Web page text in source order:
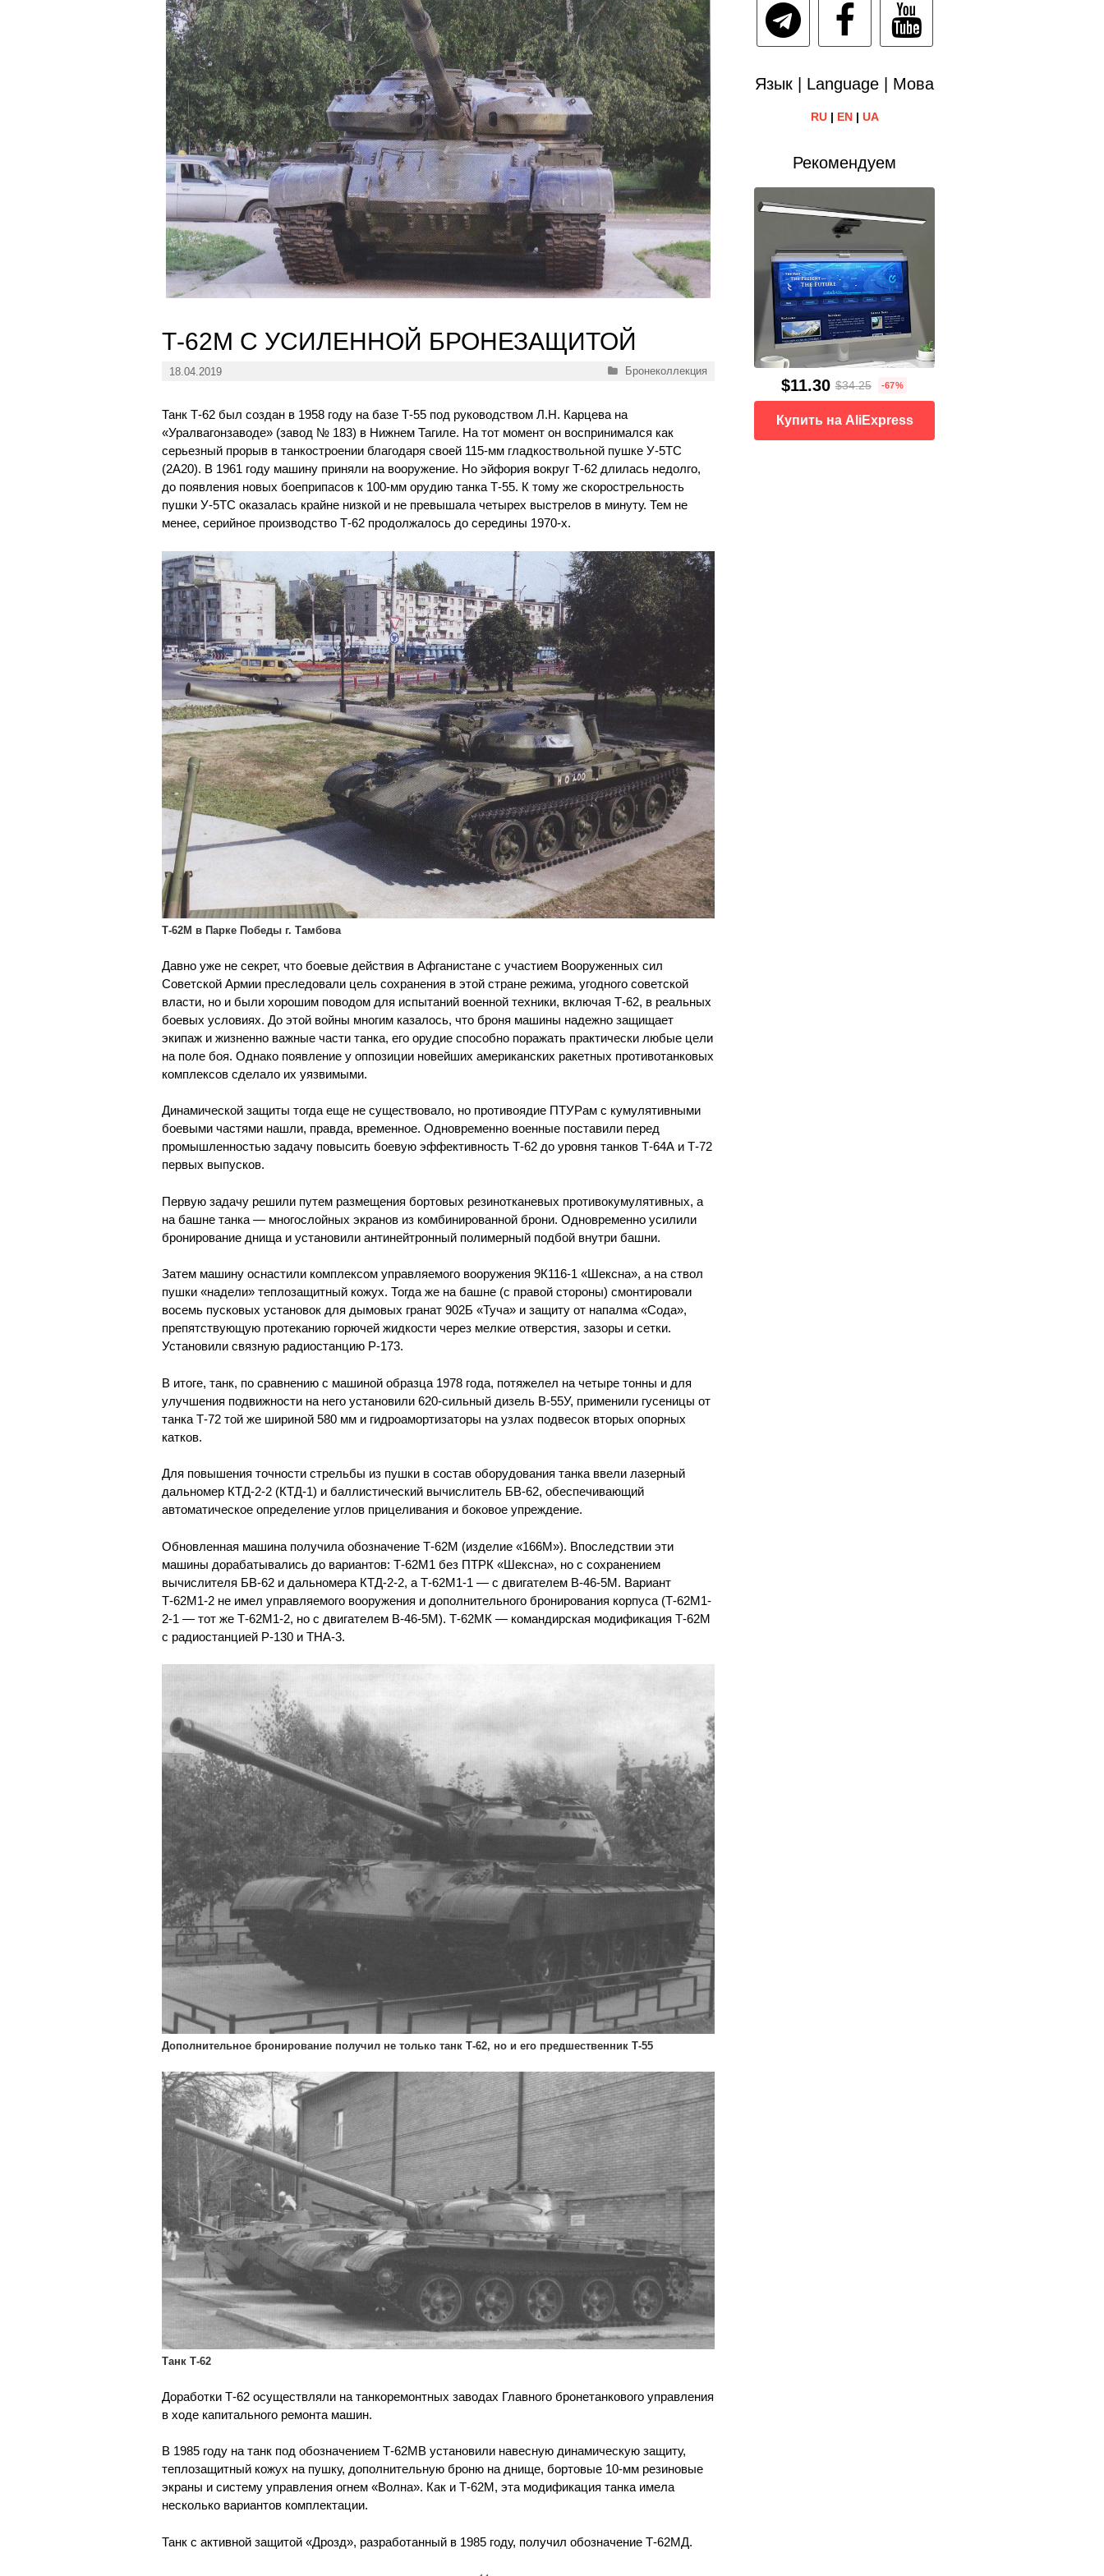
Т-62М С УСИЛЕННОЙ БРОНЕЗАЩИТОЙ
18.04.2019 Рубрики
Бронеколлекция
Танк Т-62 был создан в 1958 году на базе Т-55 под руководством Л.Н. Карцева на
«Уралвагонзаводе» (завод № 183) в Нижнем Тагиле. На тот момент он воспринимался как
серьезный прорыв в танкостроении благодаря своей 115-мм гладкоствольной пушке У-5ТС
(2А20). В 1961 году машину приняли на вооружение. Но эйфория вокруг Т-62 длилась недолго,
до появления новых боеприпасов к 100-мм орудию танка Т-55. К тому же скорострельность
пушки У-5ТС оказалась крайне низкой и не превышала четырех выстрелов в минуту. Тем не
менее, серийное производство Т-62 продолжалось до середины 1970-х.
Т-62М в Парке Победы г. Тамбова
Давно уже не секрет, что боевые действия в Афганистане с участием Вооруженных сил
Советской Армии преследовали цель сохранения в этой стране режима, угодного советской
власти, но и были хорошим поводом для испытаний военной техники, включая Т-62, в реальных
боевых условиях. До этой войны многим казалось, что броня машины надежно защищает
экипаж и жизненно важные части танка, его орудие способно поражать практически любые цели
на поле боя. Однако появление у оппозиции новейших американских ракетных противотанковых
комплексов сделало их уязвимыми.
Динамической защиты тогда еще не существовало, но противоядие ПТУРам с кумулятивными
боевыми частями нашли, правда, временное. Одновременно военные поставили перед
промышленностью задачу повысить боевую эффективность Т-62 до уровня танков Т-64А и Т-72
первых выпусков.
Первую задачу решили путем размещения бортовых резинотканевых противокумулятивных, а
на башне танка — многослойных экранов из комбинированной брони. Одновременно усилили
бронирование днища и установили антинейтронный полимерный подбой внутри башни.
Затем машину оснастили комплексом управляемого вооружения 9К116-1 «Шексна», а на ствол
пушки «надели» теплозащитный кожух. Тогда же на башне (с правой стороны) смонтировали
восемь пусковых установок для дымовых гранат 902Б «Туча» и защиту от напалма «Сода»,
препятствующую протеканию горючей жидкости через мелкие отверстия, зазоры и сетки.
Установили связную радиостанцию Р-173.
В итоге, танк, по сравнению с машиной образца 1978 года, потяжелел на четыре тонны и для
улучшения подвижности на него установили 620-сильный дизель В-55У, применили гусеницы от
танка Т-72 той же шириной 580 мм и гидроамортизаторы на узлах подвесок вторых опорных
катков.
Для повышения точности стрельбы из пушки в состав оборудования танка ввели лазерный
дальномер КТД-2-2 (КТД-1) и баллистический вычислитель БВ-62, обеспечивающий
автоматическое определение углов прицеливания и боковое упреждение.
Обновленная машина получила обозначение Т-62М (изделие «166М»). Впоследствии эти
машины дорабатывались до вариантов: Т-62М1 без ПТРК «Шексна», но с сохранением
вычислителя БВ-62 и дальномера КТД-2-2, а Т-62М1-1 — с двигателем В-46-5М. Вариант
Т-62М1-2 не имел управляемого вооружения и дополнительного бронирования корпуса (Т-62М1-
2-1 — тот же Т-62М1-2, но с двигателем В-46-5М). Т-62МК — командирская модификация Т-62М
с радиостанцией Р-130 и ТНА-3.
Дополнительное бронирование получил не только танк Т-62, но и его предшественник Т-55
Танк Т-62
Доработки Т-62 осуществляли на танкоремонтных заводах Главного бронетанкового управления
в ходе капитального ремонта машин.
В 1985 году на танк под обозначением Т-62МВ установили навесную динамическую защиту,
теплозащитный кожух на пушку, дополнительную броню на днище, бортовые 10-мм резиновые
экраны и систему управления огнем «Волна». Как и Т-62М, эта модификация танка имела
несколько вариантов комплектации.
Танк с активной защитой «Дрозд», разработанный в 1985 году, получил обозначение Т-62МД.
Язык | Language | Мова
RU| EN| UA
Рекомендуем
$11.30 $34.25 -67%
Купить на AliExpress